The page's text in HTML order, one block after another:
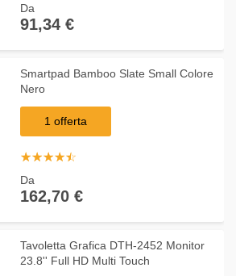
Da
91,34 €
Smartpad Bamboo Slate Small Colore
Nero
1 offerta
☆☆☆☆☆
★★★★★
Da
162,70 €
Tavoletta Grafica DTH-2452 Monitor
23.8'' Full HD Multi Touch